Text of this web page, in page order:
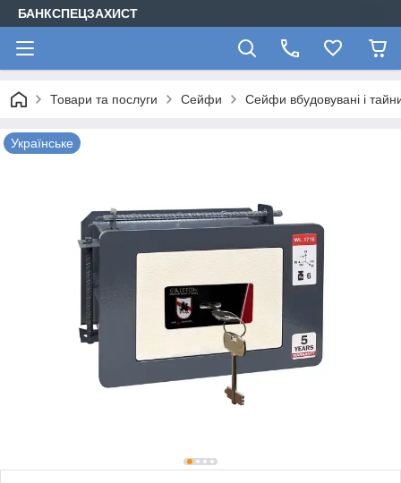
БАНКСПЕЦЗАХИСТ
Товари та послуги Сейфи Сейфи вбудовувані і
Українське